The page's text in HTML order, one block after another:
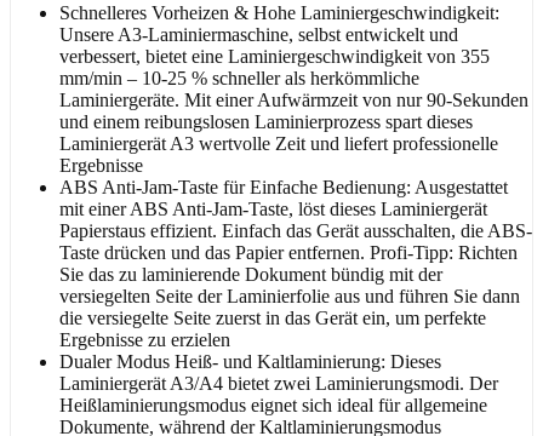
Schnelleres Vorheizen & Hohe Laminiergeschwindigkeit:
Unsere A3-Laminiermaschine, selbst entwickelt und
verbessert, bietet eine Laminiergeschwindigkeit von 355
mm/min – 10-25 % schneller als herkömmliche
Laminiergeräte. Mit einer Aufwärmzeit von nur 90-Sekunden
und einem reibungslosen Laminierprozess spart dieses
Laminiergerät A3 wertvolle Zeit und liefert professionelle
Ergebnisse
ABS Anti-Jam-Taste für Einfache Bedienung: Ausgestattet
mit einer ABS Anti-Jam-Taste, löst dieses Laminiergerät
Papierstaus effizient. Einfach das Gerät ausschalten, die ABS-
Taste drücken und das Papier entfernen. Profi-Tipp: Richten
Sie das zu laminierende Dokument bündig mit der
versiegelten Seite der Laminierfolie aus und führen Sie dann
die versiegelte Seite zuerst in das Gerät ein, um perfekte
Ergebnisse zu erzielen
Dualer Modus Heiß- und Kaltlaminierung: Dieses
Laminiergerät A3/A4 bietet zwei Laminierungsmodi. Der
Heißlaminierungsmodus eignet sich ideal für allgemeine
Dokumente, während der Kaltlaminierungsmodus